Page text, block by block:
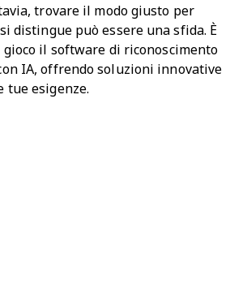
trovare il modo giusto per
distingue può essere una sfida. È
il software di riconoscimento
IA, offrendo soluzioni innovative
tue esigenze.